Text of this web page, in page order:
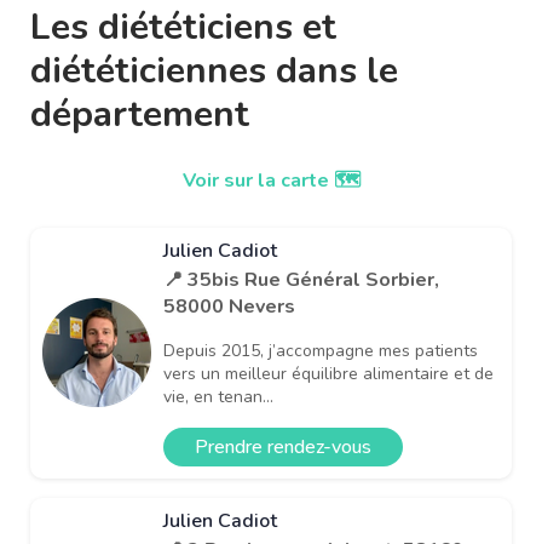
Les diététiciens et
diététiciennes dans le
département
Voir sur la carte 🗺️
Julien Cadiot
📍 35bis Rue Général Sorbier,
58000 Nevers
Depuis 2015, j’accompagne mes patients
vers un meilleur équilibre alimentaire et de
vie, en tenan...
Prendre rendez-vous
Julien Cadiot